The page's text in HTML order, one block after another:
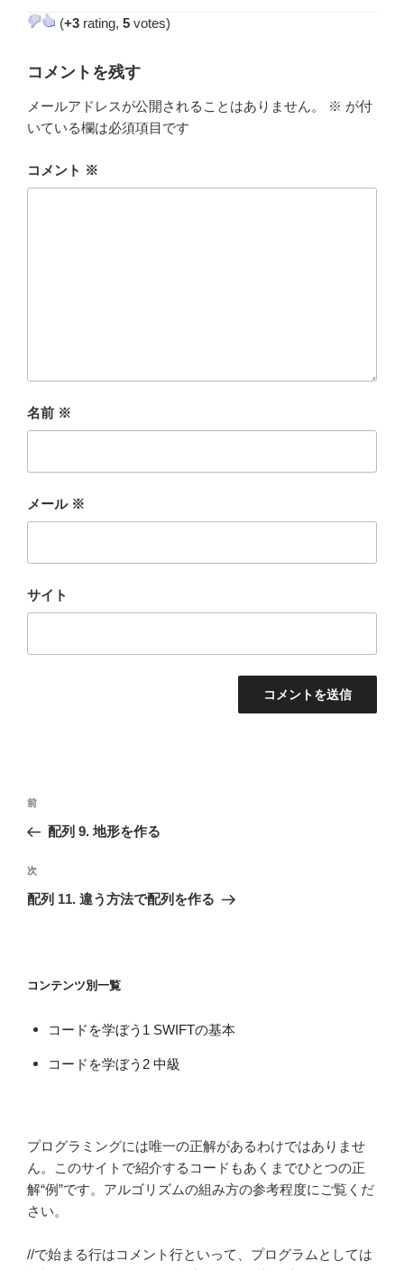
リ(+3 rating, 5 votes)
コメントを残す
メールアドレスが公開されることはありません。 ※ が付
いている欄は必須項目です
コメント ※
名前 ※
メール ※
サイト
投
ナ
ビ
ゲ
ン
前
の
稿
前
配列 9. 地形を作る
次
の
次
配列 11. 違う方法で配列を作る
コンテンツ別一覧
コードを学ぼう1 SWIFTの基本
コードを学ぼう2 中級
プログラミングには唯一の正解があるわけではありませ
ん。このサイトで紹介するコードもあくまでひとつの正
解“例”です。アルゴリズムの組み方の参考程度にご覧くだ
さい。
//で始まる行はコメント行といって、プログラムとしては